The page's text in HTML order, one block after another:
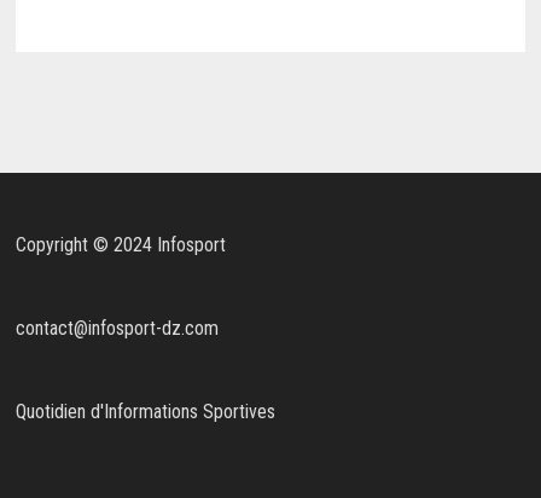
Copyright © 2024 Infosport
contact@infosport-dz.com
Quotidien d'Informations Sportives